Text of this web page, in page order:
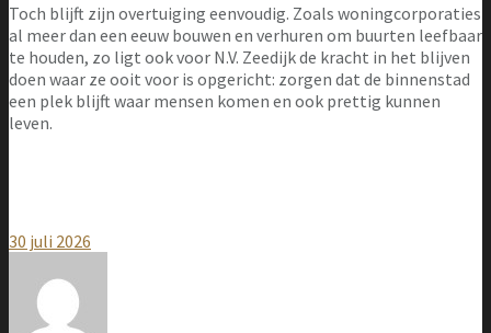
Toch blijft zijn overtuiging eenvoudig. Zoals woningcorporaties
al meer dan een eeuw bouwen en verhuren om buurten leefbaar
te houden, zo ligt ook voor N.V. Zeedijk de kracht in het blijven
doen waar ze ooit voor is opgericht: zorgen dat de binnenstad
een plek blijft waar mensen komen en ook prettig kunnen
leven.
30 juli 2026